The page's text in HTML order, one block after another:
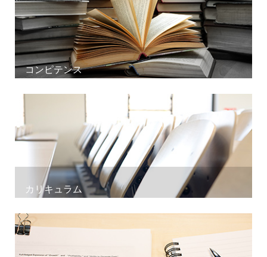
コンピテンス
カリキュラム